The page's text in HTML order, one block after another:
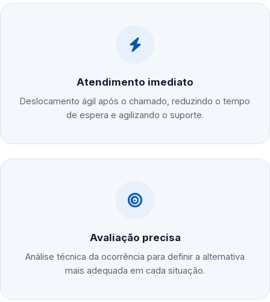
Atendimento imediato
Deslocamento ágil após o chamado, reduzindo o tempo
de espera e agilizando o suporte.
Avaliação precisa
Análise técnica da ocorrência para definir a alternativa
mais adequada em cada situação.